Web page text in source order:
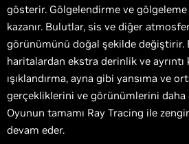
gösterir. Gölgelendirme ve
kazanır. Bulutlar, sis ve diğer
görünümünü doğal şekilde değiştirir.
haritalardan ekstra derinlik ve ayrıntı
ışıklandırma, ayna gibi yansıma ve
gerçekliklerini ve görünümlerini daha
Oyunun tamamı Ray Tracing ile
devam eder.